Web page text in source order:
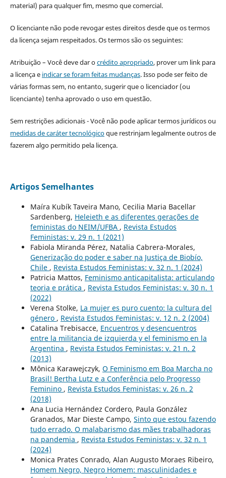
material) para qualquer fim, mesmo que comercial.
O licenciante não pode revogar estes direitos desde que os termos
da licença sejam respeitados. Os termos são os seguintes:
Atribuição – Você deve dar ocrédito apropriado, prover um link para
a licença e indicar se foram feitas mudanças. Isso pode ser feito de
várias formas sem, no entanto, sugerir que o licenciador (ou
licenciante) tenha aprovado o uso em questão.
Sem restrições adicionais - Você não pode aplicar termos jurídicos ou
medidas de caráter tecnológicoque restrinjam legalmente outros de
fazerem algo permitido pela licença.
Artigos Semelhantes
Maíra Kubík Taveira Mano, Cecilia Maria Bacellar
Sardenberg, Heleieth e as diferentes gerações de
feministas do NEIM/UFBA , Revista Estudos
Feministas: v. 29 n. 1 (2021)
Fabiola Miranda Pérez, Natalia Cabrera-Morales,
Generização do poder e saber na Justiça de Biobío,
Chile , Revista Estudos Feministas: v. 32 n. 1 (2024)
Patricia Mattos, Feminismo anticapitalista: articulando
teoria e prática , Revista Estudos Feministas: v. 30 n. 1
(2022)
Verena Stolke, La mujer es puro cuento: la cultura del
género , Revista Estudos Feministas: v. 12 n. 2 (2004)
Catalina Trebisacce, Encuentros y desencuentros
entre la militancia de izquierda y el feminismo en la
Argentina , Revista Estudos Feministas: v. 21 n. 2
(2013)
Mônica Karawejczyk, O Feminismo em Boa Marcha no
Brasil! Bertha Lutz e a Conferência pelo Progresso
Feminino , Revista Estudos Feministas: v. 26 n. 2
(2018)
Ana Lucia Hernández Cordero, Paula González
Granados, Mar Dieste Campo, Sinto que estou fazendo
tudo errado. O malabarismo das mães trabalhadoras
na pandemia , Revista Estudos Feministas: v. 32 n. 1
(2024)
Monica Prates Conrado, Alan Augusto Moraes Ribeiro,
Homem Negro, Negro Homem: masculinidades e